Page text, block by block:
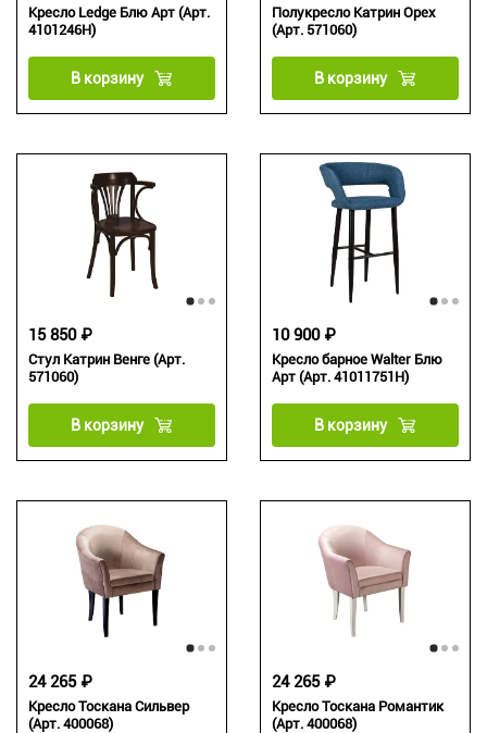
Кресло Ledge Блю Арт (Арт.
4101246H)
В корзину
Полукресло Катрин Орех
(Арт. 571060)
В корзину
Стул Катрин Венге (Арт.
571060)
15 850 ₽
В корзину
Кресло барное Walter Блю
Арт (Арт. 41011751H)
10 900 ₽
В корзину
Кресло Тоскана Сильвер
(Арт. 400068)
24 265 ₽
Кресло Тоскана Романтик
(Арт. 400068)
24 265 ₽